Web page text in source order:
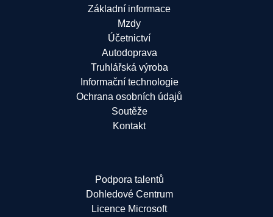
Základní informace
Mzdy
Účetnictví
Autodoprava
Truhlářská výroba
Informační technologie
Ochrana osobních údajů
Soutěže
Kontakt
Podpora talentů
Dohledové Centrum
Licence Microsoft